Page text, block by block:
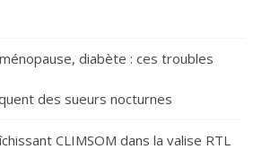
diabète : ces troubles
des sueurs nocturnes
CLIMSOM dans la valise RTL